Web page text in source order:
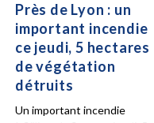
Près de Lyon : un
important incendie
ce jeudi, 5 hectares
de végétation
détruits
Un important incendie